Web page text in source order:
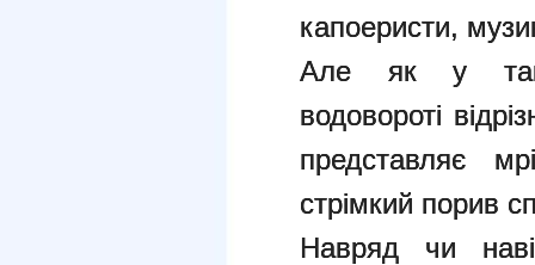
капоеристи,
Але як у
водовороті
представляє
стрімкий порив
Навряд чи